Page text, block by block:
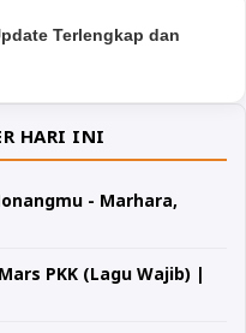
Terlengkap dan
HARI INI
- Marhara,
PKK (Lagu Wajib) |